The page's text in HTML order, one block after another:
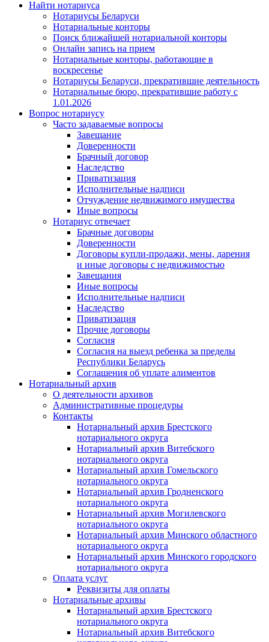
Найти нотариуса
Нотариусы Беларуси
Нотариальные конторы
Поиск ближайшей нотариальной конторы
Онлайн запись на прием
Нотариальные конторы, работающие в
воскресенье
Нотариусы Беларуси, прекратившие деятельность
Нотариальные бюро, прекратившие работу с
1.01.2026
Вопрос нотариусу
Часто задаваемые вопросы
Завещание
Доверенности
Брачный договор
Наследство
Приватизация
Исполнительные надписи
Отчуждение недвижимого имущества
Иные вопросы
Нотариус отвечает
Брачные договоры
Доверенности
Договоры купли-продажи, мены, дарения
и иные договоры с недвижимостью
Завещания
Иные вопросы
Исполнительные надписи
Наследство
Приватизация
Прочие договоры
Согласия
Согласия на выезд ребенка за пределы
Республики Беларусь
Соглашения об уплате алиментов
Нотариальный архив
О деятельности архивов
Административные процедуры
Контакты
Нотариальный архив Брестского
нотариального округа
Нотариальный архив Витебского
нотариального округа
Нотариальный архив Гомельского
нотариального округа
Нотариальный архив Гродненского
нотариального округа
Нотариальный архив Могилевского
нотариального округа
Нотариальный архив Минского областного
нотариального округа
Нотариальный архив Минского городского
нотариального округа
Оплата услуг
Реквизиты для оплаты
Нотариальные архивы
Нотариальный архив Брестского
нотариального округа
Нотариальный архив Витебского